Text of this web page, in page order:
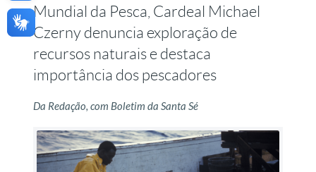
Mundial da Pesca, Cardeal Michael
Czerny denuncia exploração de
recursos naturais e destaca
importância dos pescadores
Da Redação, com Boletim da Santa Sé